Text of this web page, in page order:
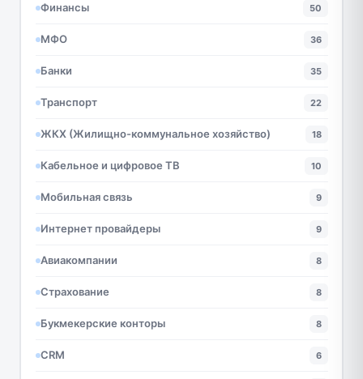
Финансы 50
МФО 36
Банки 35
Транспорт 22
ЖКХ (Жилищно-коммунальное хозяйство) 18
Кабельное и цифровое ТВ 10
Мобильная связь 9
Интернет провайдеры 9
Авиакомпании 8
Страхование 8
Букмекерские конторы 8
CRM 6